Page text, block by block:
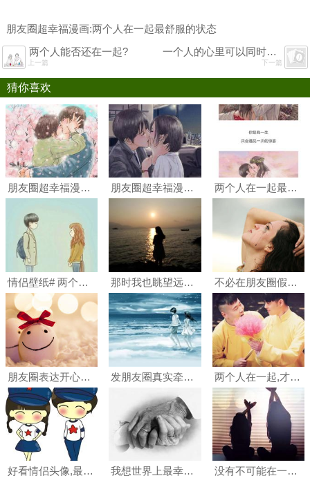
朋友圈超幸福漫画:两个人在一起最舒服的状态
两个人能否还在一起?
上一篇
一个人的心里可以同时装下两个人吗? 爱情
下一篇
猜你喜欢
朋友圈超幸福漫画:两个人在一起最舒服的状态 朋友圈超幸福漫画:两个人在一起最舒服的状态 两个人在一起最舒服的状态 这也是很多人期待爱情的样子吧
情侣壁纸# 两个人在一起最好的状态:深情不纠缠*独立 那时我也眺望远方的想,两个人在一起快乐的生活,是不是就是最好的幸福 不必在朋友圈假装生活
朋友圈表达开心的图片 发朋友圈真实牵手照片 两个人在一起,才是最后的九辫儿
好看情侣头像,最好是两个人在一起 我想世界上最幸福得事莫过于和心爱得人手牵手一起变老 没有不可能在一起的两个人,只有靠不到一起的两颗心.